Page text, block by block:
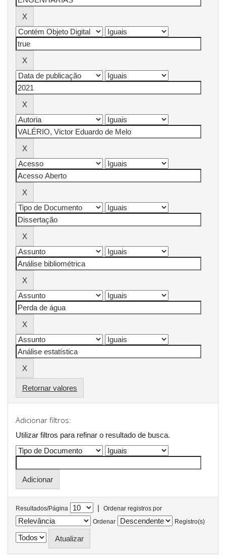
Retornar valores
Adicionar filtros:
Utilizar filtros para refinar o resultado de busca.
Resultados/Página |
Ordenar registros por
Ordenar
Registro(s)